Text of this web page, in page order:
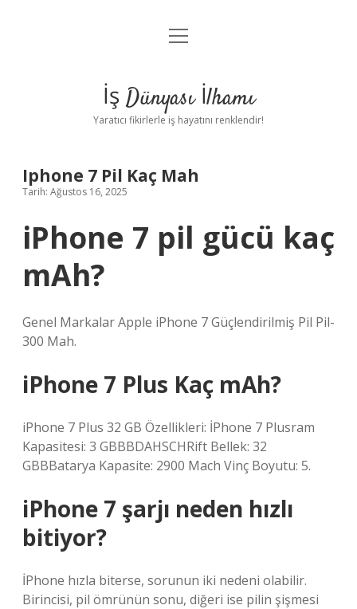
Anasayfa
Yasal Uyarı
menüyü
İş Dünyası İlhamı
Yaratıcı fikirlerle iş hayatını renklendir!
Iphone 7 Pil Kaç Mah
Tarih: Ağustos 16, 2025
iPhone 7 pil gücü kaç
mAh?
Genel Markalar Apple iPhone 7 Güçlendirilmiş Pil Pil-
300 Mah.
iPhone 7 Plus Kaç mAh?
iPhone 7 Plus 32 GB Özellikleri: İPhone 7 Plusram
Kapasitesi: 3 GBBBDAHSCHRift Bellek: 32
GBBBatarya Kapasite: 2900 Mach Vinç Boyutu: 5.
iPhone 7 şarjı neden hızlı
bitiyor?
İPhone hızla biterse, sorunun iki nedeni olabilir.
Birincisi, pil ömrünün sonu, diğeri ise pilin şişmesi